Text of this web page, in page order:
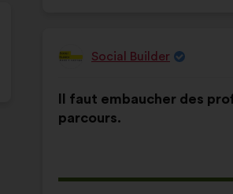
Ehdotus
Social Builder
sisältö:
Il faut embaucher des
parcours.
jakautuminen: